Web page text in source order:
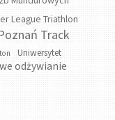
League Triathlon
Track
Uniwersytet
odżywianie